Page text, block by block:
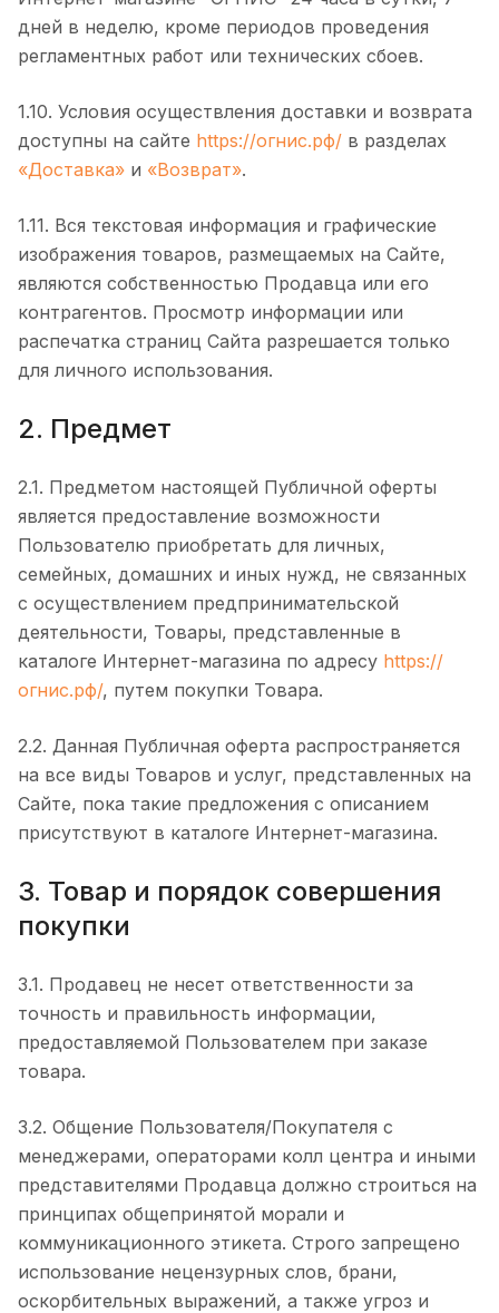
дней в неделю, кроме периодов проведения
регламентных работ или технических сбоев.
1.10. Условия осуществления доставки и возврата
доступны на сайте https://огнис.рф/ в разделах
«Доставка» и «Возврат».
1.11. Вся текстовая информация и графические
изображения товаров, размещаемых на Сайте,
являются собственностью Продавца или его
контрагентов. Просмотр информации или
распечатка страниц Сайта разрешается только
для личного использования.
2. Предмет
2.1. Предметом настоящей Публичной оферты
является предоставление возможности
Пользователю приобретать для личных,
семейных, домашних и иных нужд, не связанных
с осуществлением предпринимательской
деятельности, Товары, представленные в
каталоге Интернет-магазина по адресу https://
огнис.рф/, путем покупки Товара.
2.2. Данная Публичная оферта распространяется
на все виды Товаров и услуг, представленных на
Сайте, пока такие предложения с описанием
присутствуют в каталоге Интернет-магазина.
3. Товар и порядок совершения
покупки
3.1. Продавец не несет ответственности за
точность и правильность информации,
предоставляемой Пользователем при заказе
товара.
3.2. Общение Пользователя/Покупателя с
менеджерами, операторами колл центра и иными
представителями Продавца должно строиться на
принципах общепринятой морали и
коммуникационного этикета. Строго запрещено
использование нецензурных слов, брани,
оскорбительных выражений, а также угроз и